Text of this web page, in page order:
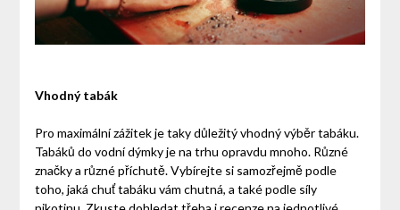
Vhodný tabák
Pro maximální zážitek je taky důležitý vhodný výběr tabáku.
Tabáků do vodní dýmky je na trhu opravdu mnoho. Různé
značky a různé příchutě. Vybírejte si samozřejmě podle
toho, jaká chuť tabáku vám chutná, a také podle síly